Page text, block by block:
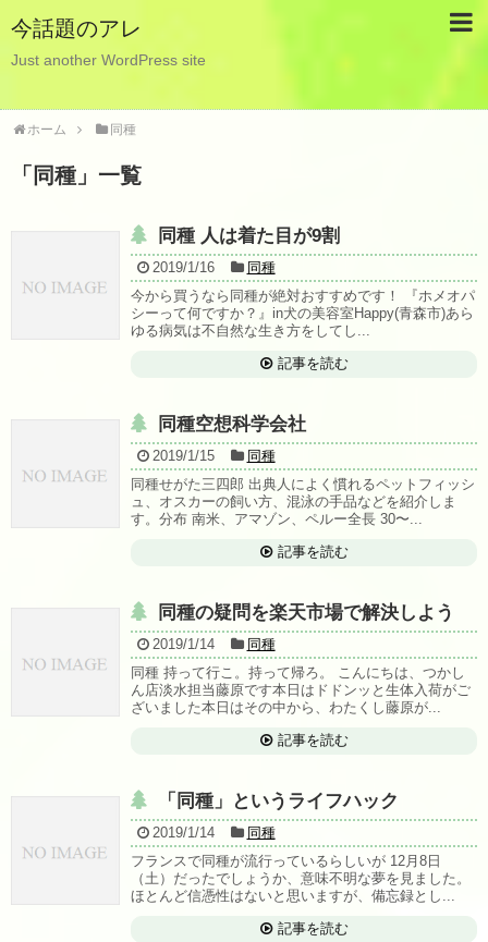
今話題のアレ
Just another WordPress site
ホーム 同種
「 同種 」 一覧
同種 人は着た目が9割
2019/1/16
同種
今から買うなら同種が絶対おすすめです！ 『ホメオパ
シーって何ですか？』in犬の美容室Happy(青森市)あら
ゆる病気は不自然な生き方をしてし...
記事を読む
同種空想科学会社
2019/1/15
同種
同種せがた三四郎 出典人によく慣れるペットフィッシ
ュ、オスカーの飼い方、混泳の手品などを紹介しま
す。分布 南米、アマゾン、ペルー全長 30〜...
記事を読む
同種の疑問を楽天市場で解決しよう
2019/1/14
同種
同種 持って行こ。持って帰ろ。 こんにちは、つかし
ん店淡水担当藤原です本日はドドンッと生体入荷がご
ざいました本日はその中から、わたくし藤原が...
記事を読む
「同種」というライフハック
2019/1/14
同種
フランスで同種が流行っているらしいが 12月8日
（土）だったでしょうか、意味不明な夢を見ました。
ほとんど信憑性はないと思いますが、備忘録とし...
記事を読む